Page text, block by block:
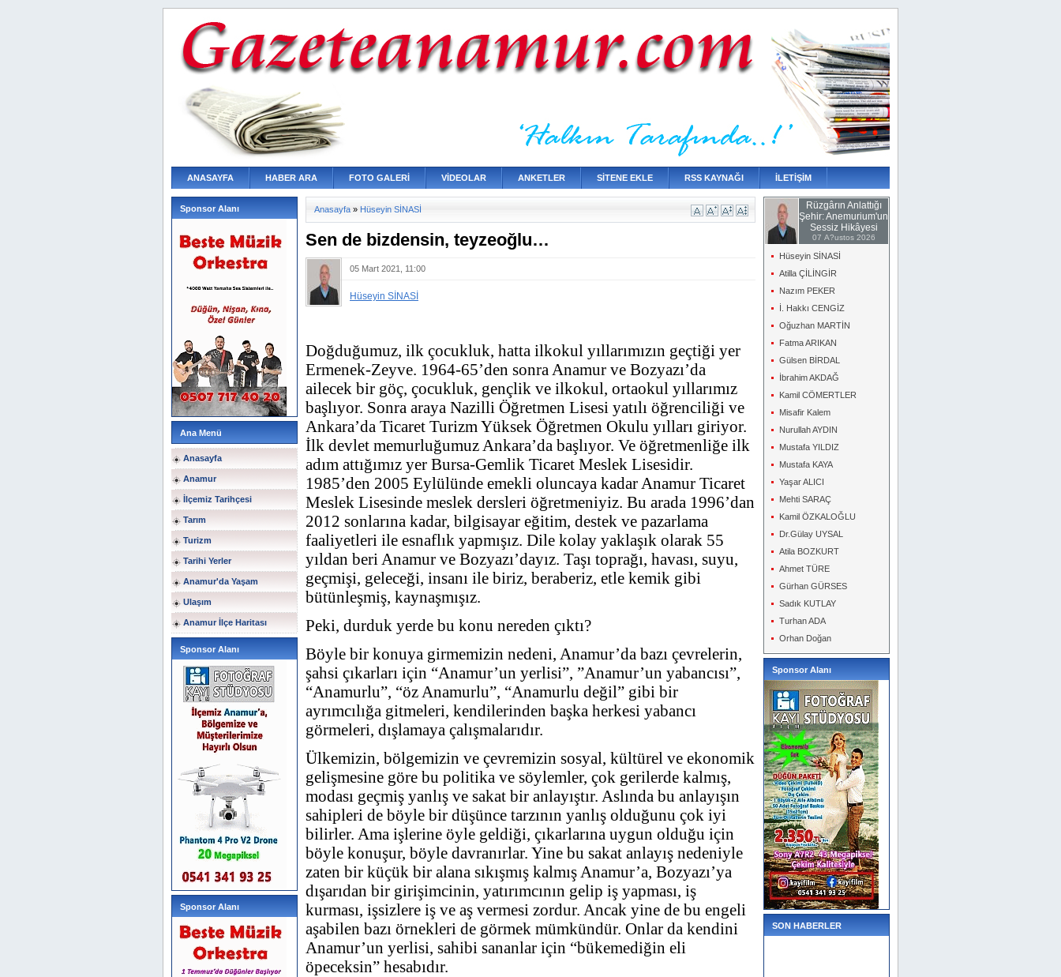
ANASAYFA HABER ARA FOTO GALERİ VİDEOLAR ANKETLER SİTENE EKLE RSS KAYNAĞI İLETİŞİM
Sponsor Alanı
Ana Menü
Anasayfa
Anamur
İlçemiz Tarihçesi
Tarım
Turizm
Tarihi Yerler
Anamur'da Yaşam
Ulaşım
Anamur İlçe Haritası
Sponsor Alanı
Sponsor Alanı
Anasayfa » Hüseyin SİNASİ
Sen de bizdensin, teyzeoğlu…
05 Mart 2021, 11:00
Hüseyin SİNASİ
Doğduğumuz, ilk çocukluk, hatta ilkokul yıllarımızın geçtiği yer
Ermenek-Zeyve. 1964-65’den sonra Anamur ve Bozyazı’da
ailecek bir göç, çocukluk, gençlik ve ilkokul, ortaokul yıllarımız
başlıyor. Sonra araya Nazilli Öğretmen Lisesi yatılı öğrenciliği ve
Ankara’da Ticaret Turizm Yüksek Öğretmen Okulu yılları giriyor.
İlk devlet memurluğumuz Ankara’da başlıyor. Ve öğretmenliğe ilk
adım attığımız yer Bursa-Gemlik Ticaret Meslek Lisesidir.
1985’den 2005 Eylülünde emekli oluncaya kadar Anamur Ticaret
Meslek Lisesinde meslek dersleri öğretmeniyiz. Bu arada 1996’dan
2012 sonlarına kadar, bilgisayar eğitim, destek ve pazarlama
faaliyetleri ile esnaflık yapmışız. Dile kolay yaklaşık olarak 55
yıldan beri Anamur ve Bozyazı’dayız. Taşı toprağı, havası, suyu,
geçmişi, geleceği, insanı ile biriz, beraberiz, etle kemik gibi
bütünleşmiş, kaynaşmışız.
Peki, durduk yerde bu konu nereden çıktı?
Böyle bir konuya girmemizin nedeni, Anamur’da bazı çevrelerin,
şahsi çıkarları için “Anamur’un yerlisi”, ”Anamur’un yabancısı”,
“Anamurlu”, “öz Anamurlu”, “Anamurlu değil” gibi bir
ayrımcılığa gitmeleri, kendilerinden başka herkesi yabancı
görmeleri, dışlamaya çalışmalarıdır.
Ülkemizin, bölgemizin ve çevremizin sosyal, kültürel ve ekonomik
gelişmesine göre bu politika ve söylemler, çok gerilerde kalmış,
modası geçmiş yanlış ve sakat bir anlayıştır. Aslında bu anlayışın
sahipleri de böyle bir düşünce tarzının yanlış olduğunu çok iyi
bilirler. Ama işlerine öyle geldiği, çıkarlarına uygun olduğu için
böyle konuşur, böyle davranırlar. Yine bu sakat anlayış nedeniyle
zaten bir küçük bir alana sıkışmış kalmış Anamur’a, Bozyazı’ya
dışarıdan bir girişimcinin, yatırımcının gelip iş yapması, iş
kurması, işsizlere iş ve aş vermesi zordur. Ancak yine de bu engeli
aşabilen bazı örnekleri de görmek mümkündür. Onlar da kendini
Anamur’un yerlisi, sahibi sananlar için “bükemediğin eli
öpeceksin” hesabıdır.
Rüzgârın Anlattığı
Şehir: Anemurium'un
Sessiz Hikâyesi
07 A?ustos 2026
Hüseyin SİNASİ
Atilla ÇİLİNGİR
Nazım PEKER
İ. Hakkı CENGİZ
Oğuzhan MARTİN
Fatma ARIKAN
Gülsen BİRDAL
İbrahim AKDAĞ
Kamil CÖMERTLER
Misafir Kalem
Nurullah AYDIN
Mustafa YILDIZ
Mustafa KAYA
Yaşar ALICI
Mehti SARAÇ
Kamil ÖZKALOĞLU
Dr.Gülay UYSAL
Atila BOZKURT
Ahmet TÜRE
Gürhan GÜRSES
Sadık KUTLAY
Turhan ADA
Orhan Doğan
Sponsor Alanı
SON HABERLER